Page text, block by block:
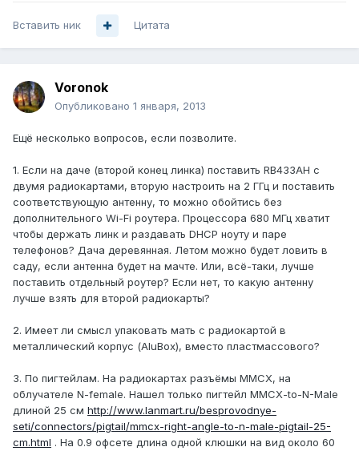
Вставить ник Цитата
Voronok
Опубликовано 1 января, 2013
Ещё несколько вопросов, если позволите.
1. Если на даче (второй конец линка) поставить RB433AH с
двумя радиокартами, вторую настроить на 2 ГГц и поставить
соответствующую антенну, то можно обойтись без
дополнительного Wi-Fi роутера. Процессора 680 МГц хватит
чтобы держать линк и раздавать DHCP ноуту и паре
телефонов? Дача деревянная. Летом можно будет ловить в
саду, если антенна будет на мачте. Или, всё-таки, лучше
поставить отдельный роутер? Если нет, то какую антенну
лучше взять для второй радиокарты?
2. Имеет ли смысл упаковать мать с радиокартой в
металлический корпус (AluBox), вместо пластмассового?
3. По пигтейлам. На радиокартах разъёмы MMCX, на
облучателе N-female. Нашел только пигтейл MMCX-to-N-Male
длиной 25 см http://www.lanmart.ru/besprovodnye-
seti/connectors/pigtail/mmcx-right-angle-to-n-male-pigtail-25-
cm.html . На 0.9 офсете длина одной клюшки на вид около 60